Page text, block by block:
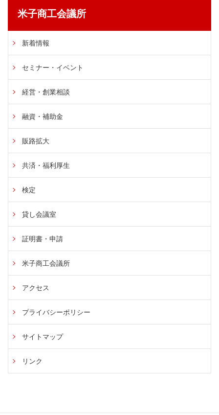
米子商工会議所
新着情報
セミナー・イベント
経営・創業相談
融資・補助金
販路拡大
共済・福利厚生
検定
貸し会議室
証明書・申請
米子商工会議所
アクセス
プライバシーポリシー
サイトマップ
リンク